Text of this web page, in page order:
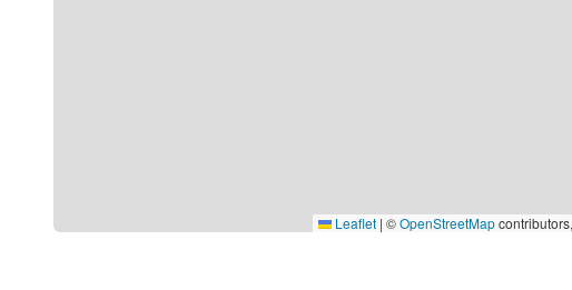
Leaflet | ©OpenStreetMap